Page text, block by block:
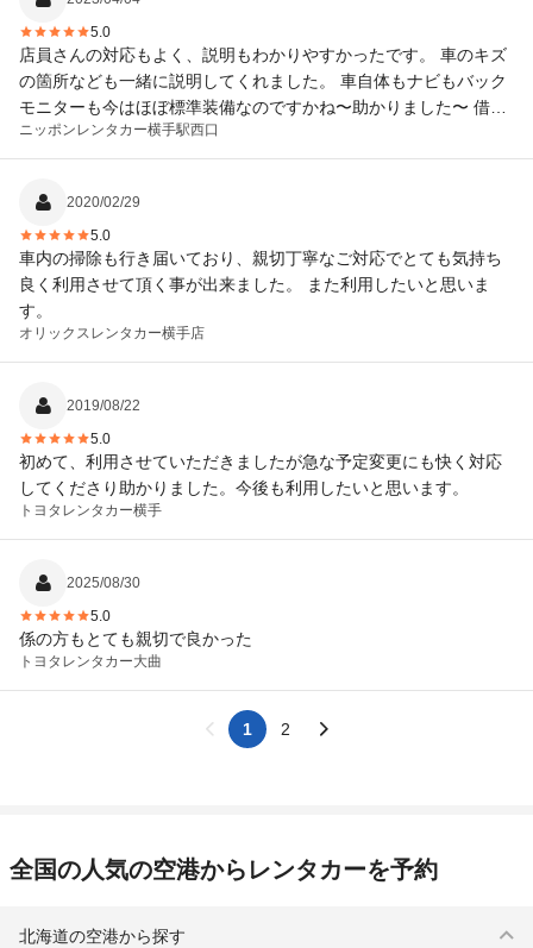
5.0
店員さんの対応もよく、説明もわかりやすかったです。 車のキズ
の箇所なども一緒に説明してくれました。 車自体もナビもバック
モニターも今はほぼ標準装備なのですかね〜助かりました〜 借り
たところが駅の真ん前のため荷物があっても大丈夫でした 次回も
ここにお願いしたいと思います〜
ニッポンレンタカー横手駅西口
2020/02/29
5.0
車内の掃除も行き届いており、親切丁寧なご対応でとても気持ち
良く利用させて頂く事が出来ました。 また利用したいと思いま
す。
オリックスレンタカー横手店
2019/08/22
5.0
初めて、利用させていただきましたが急な予定変更にも快く対応
してくださり助かりました。今後も利用したいと思います。
トヨタレンタカー横手
2025/08/30
5.0
係の方もとても親切で良かった
トヨタレンタカー大曲
1 2
全国の人気の空港からレンタカーを予約
北海道の空港から探す